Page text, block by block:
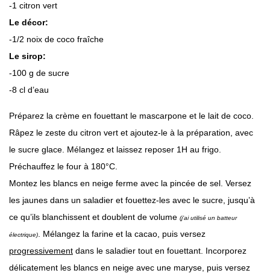
-1 citron vert
Le décor:
-1/2 noix de coco fraîche
Le sirop:
-100 g de sucre
-8 cl d’eau
Préparez la crème en fouettant le mascarpone et le lait de coco.
Râpez le zeste du citron vert et ajoutez-le à la préparation, avec
le sucre glace. Mélangez et laissez reposer 1H au frigo.
Préchauffez le four à 180°C.
Montez les blancs en neige ferme avec la pincée de sel. Versez
les jaunes dans un saladier et fouettez-les avec le sucre, jusqu’à
ce qu’ils blanchissent et doublent de volume (j’ai utilisé un batteur
électrique). Mélangez la farine et la cacao, puis versez
progressivement dans le saladier tout en fouettant. Incorporez
délicatement les blancs en neige avec une maryse, puis versez